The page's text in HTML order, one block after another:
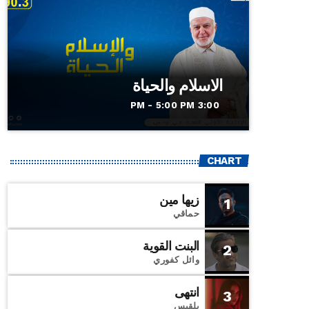
الاسلام والحياة
3:00 PM - 5:00 PM
CHART
1 زيها مين
حماقي
2 البنت القوية
وائل كفوري
3 انتهى
بلقيس